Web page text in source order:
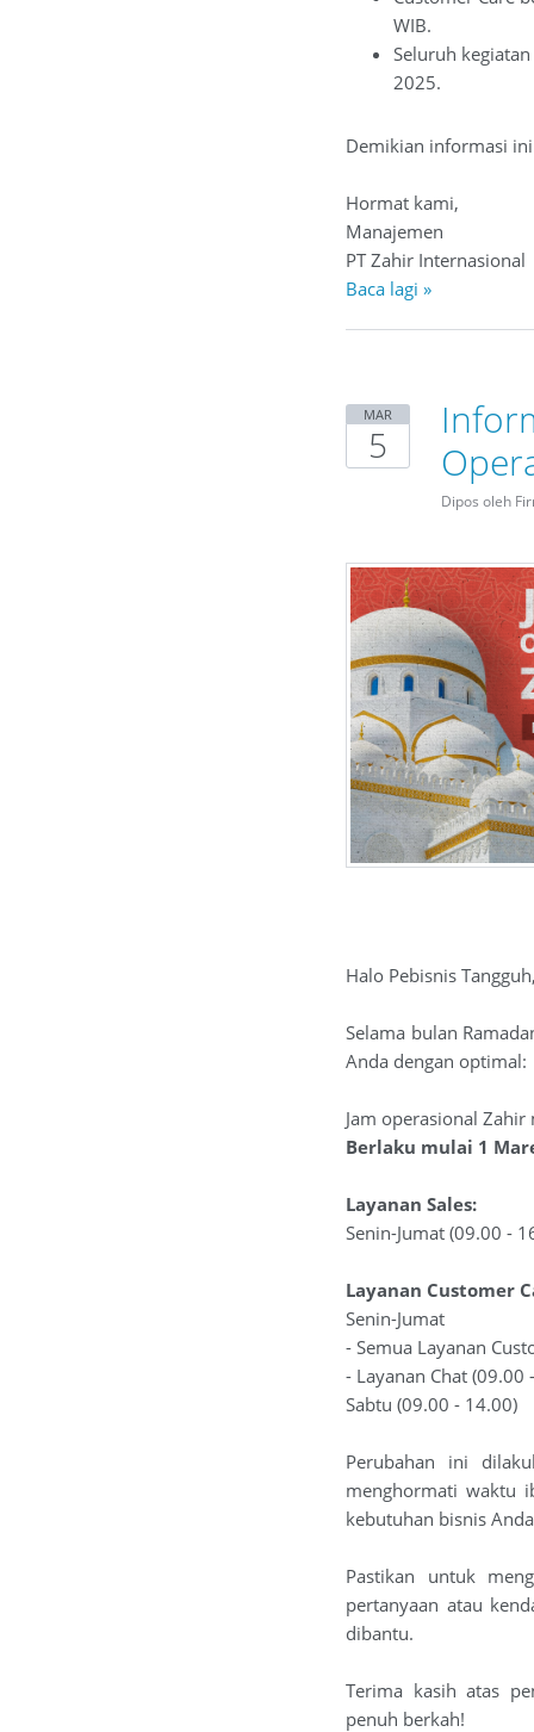
WIB.
Seluruh
2025.
Demikian informasi
Hormat kami,
Manajemen
PT Zahir Internasional
Baca lagi »
MAR
5
Dipos oleh
Halo Pebisnis
Selama bulan
Anda dengan optimal:
Jam operasional
Berlaku mulai 1
Layanan Sales:
Senin-Jumat (09.00 -
Layanan Customer
Senin-Jumat
- Semua Layanan
- Layanan Chat (09.00
Sabtu (09.00 - 14.00)
Perubahan ini
menghormati waktu
kebutuhan bisnis
Pastikan untuk
pertanyaan atau
dibantu.
Terima kasih atas
penuh berkah!